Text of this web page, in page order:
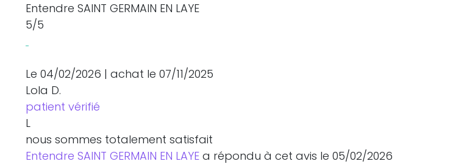
Entendre SAINT GERMAIN EN LAYE
5/5
Le 04/02/2026 | achat le 07/11/2025
Lola D.
patient vérifié
L
nous sommes totalement satisfait
Entendre SAINT GERMAIN EN LAYE a répondu à cet avis le 05/02/2026